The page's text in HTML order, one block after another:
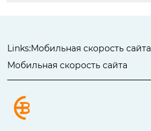
Links:Мобильная скорость сайта
Мобильная скорость сайта